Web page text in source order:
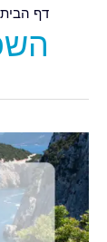
דף הבית
טיסות
ישירות
ללפקדה
המרתקת
–